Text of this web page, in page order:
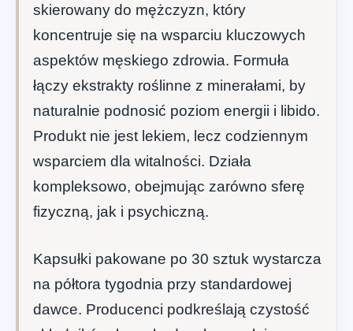
skierowany do mężczyzn, który
koncentruje się na wsparciu kluczowych
aspektów męskiego zdrowia. Formuła
łączy ekstrakty roślinne z minerałami, by
naturalnie podnosić poziom energii i libido.
Produkt nie jest lekiem, lecz codziennym
wsparciem dla witalności. Działa
kompleksowo, obejmując zarówno sferę
fizyczną, jak i psychiczną.
Kapsułki pakowane po 30 sztuk wystarcza
na półtora tygodnia przy standardowej
dawce. Producenci podkreślają czystość